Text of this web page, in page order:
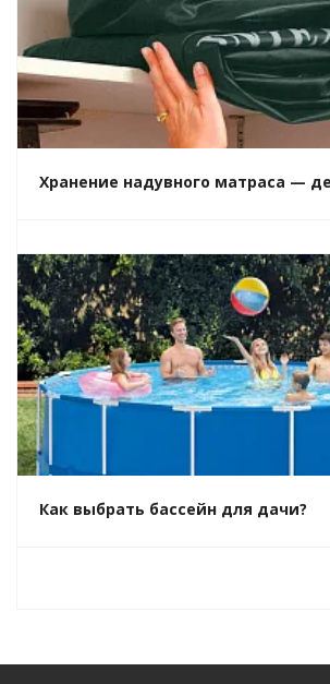
Хранение надувного матраса —
Как выбрать бассейн для дачи?